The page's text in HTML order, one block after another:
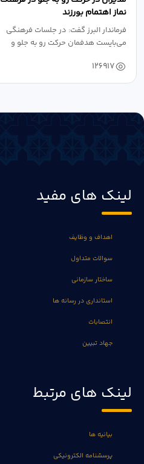
نماز اهتمام بورزند
فرماندار البرز گفت: در جلسات فرهنگی
می‌بایست هدفمان حرکت رو به جلو و
126917
لینک های مفید
اهداف و وظایف
سوالات متداول
ساختار سازمانی
استانداری در رسانه ها
انتصابات
جهاد تبیین
لینک های مرتبط
بیانیه ها
پرسشنامه الکترونیکی